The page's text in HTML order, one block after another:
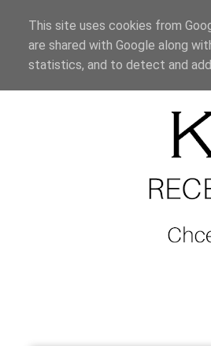
This site uses cookies from
are shared with Google along
statistics, and to detect and